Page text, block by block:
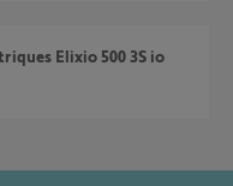
Elixio 500 3S io